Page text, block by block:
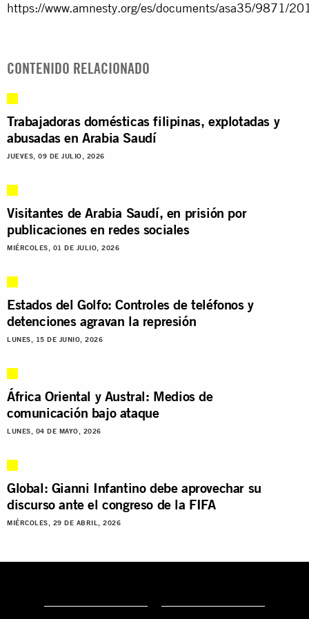
https://www.amnesty.org/es/documents/asa35/9871/
CONTENIDO RELACIONADO
Trabajadoras domésticas filipinas, explotadas y
abusadas en Arabia Saudí
JUEVES, 09 DE JULIO, 2026
Visitantes de Arabia Saudí, en prisión por
publicaciones en redes sociales
MIÉRCOLES, 01 DE JULIO, 2026
Estados del Golfo: Controles de teléfonos y
detenciones agravan la represión
LUNES, 15 DE JUNIO, 2026
África Oriental y Austral: Medios de
comunicación bajo ataque
LUNES, 04 DE MAYO, 2026
Global: Gianni Infantino debe aprovechar su
discurso ante el congreso de la FIFA
MIÉRCOLES, 29 DE ABRIL, 2026